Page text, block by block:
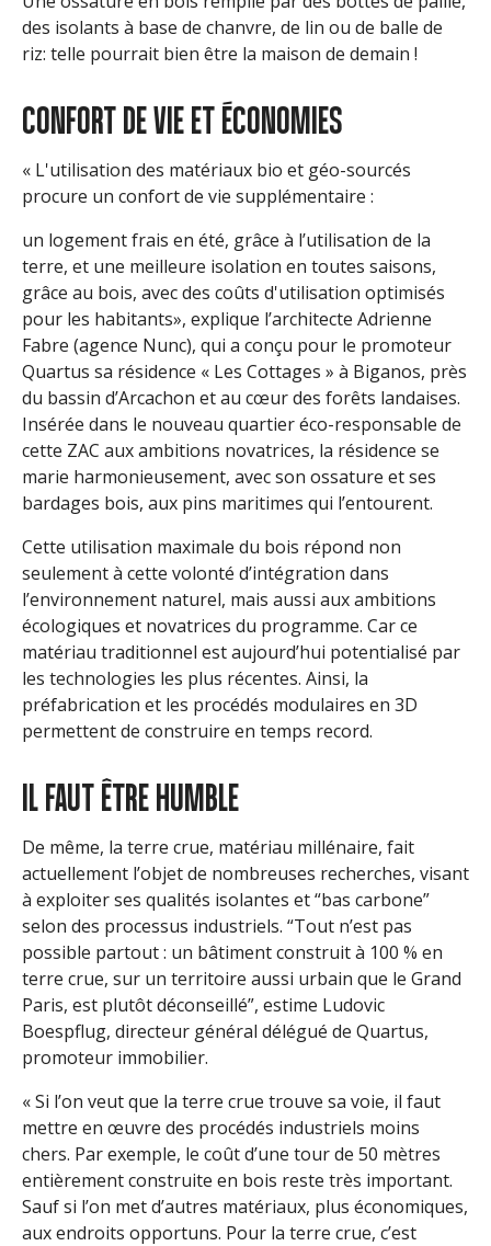
des isolants à base de chanvre, de lin ou de balle de
riz: telle pourrait bien être la maison de demain !
CONFORT DE VIE ET ÉCONOMIES
« L'utilisation des matériaux bio et géo-sourcés
procure un confort de vie supplémentaire :
un logement frais en été, grâce à l’utilisation de la
terre, et une meilleure isolation en toutes saisons,
grâce au bois, avec des coûts d'utilisation optimisés
pour les habitants», explique l’architecte Adrienne
Fabre (agence Nunc), qui a conçu pour le promoteur
Quartus sa résidence « Les Cottages » à Biganos, près
du bassin d’Arcachon et au cœur des forêts landaises.
Insérée dans le nouveau quartier éco-responsable de
cette ZAC aux ambitions novatrices, la résidence se
marie harmonieusement, avec son ossature et ses
bardages bois, aux pins maritimes qui l’entourent.
Cette utilisation maximale du bois répond non
seulement à cette volonté d’intégration dans
l’environnement naturel, mais aussi aux ambitions
écologiques et novatrices du programme. Car ce
matériau traditionnel est aujourd’hui potentialisé par
les technologies les plus récentes. Ainsi, la
préfabrication et les procédés modulaires en 3D
permettent de construire en temps record.
IL FAUT ÊTRE HUMBLE
De même, la terre crue, matériau millénaire, fait
actuellement l’objet de nombreuses recherches, visant
à exploiter ses qualités isolantes et “bas carbone”
selon des processus industriels. “Tout n’est pas
possible partout : un bâtiment construit à 100 % en
terre crue, sur un territoire aussi urbain que le Grand
Paris, est plutôt déconseillé”, estime Ludovic
Boespflug, directeur général délégué de Quartus,
promoteur immobilier.
« Si l’on veut que la terre crue trouve sa voie, il faut
mettre en œuvre des procédés industriels moins
chers. Par exemple, le coût d’une tour de 50 mètres
entièrement construite en bois reste très important.
Sauf si l’on met d’autres matériaux, plus économiques,
aux endroits opportuns. Pour la terre crue, c’est